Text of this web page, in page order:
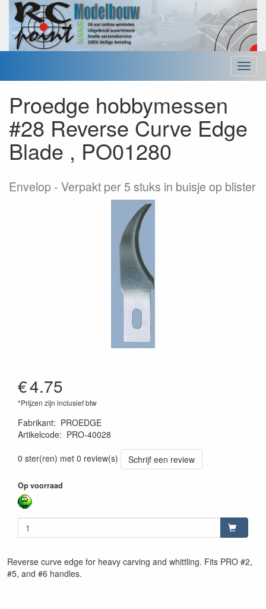
Menu
Proedge hobbymessen
#28 Reverse Curve Edge
Blade , PO01280
Envelop Verpakt per 5 stuks in buisje op blister
€4.75
*Prijzen zijn inclusief btw
Fabrikant: PROEDGE
Artikelcode: PRO-40028
0 ster(ren) met 0 review(s)
Schrijf een review
Op voorraad
Reverse curve edge for heavy carving and whittling. Fits PRO #2,
#5, and #6 handles.